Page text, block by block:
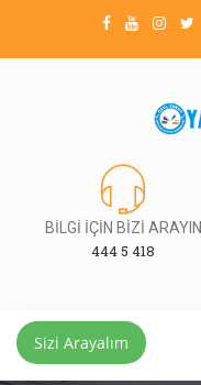
BİLGİ İÇİN BİZİ ARAYIN
444 5 418
Sizi Arayalım